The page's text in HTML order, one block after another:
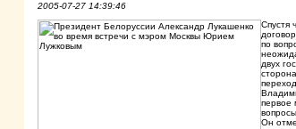
2005-07-27 14:39:46
Спустя
по
двух
первое
Он